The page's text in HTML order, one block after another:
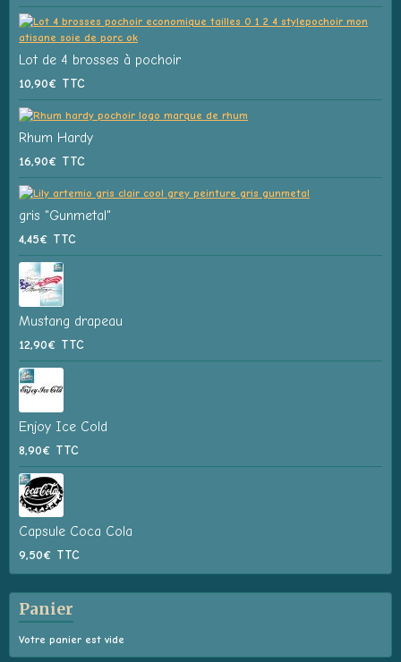
Lot de 4 brosses à pochoir
10,90€ TTC
Rhum Hardy
16,90€ TTC
gris "Gunmetal"
4,45€ TTC
Mustang drapeau
12,90€ TTC
Enjoy Ice Cold
8,90€ TTC
Capsule Coca Cola
9,50€ TTC
Panier
Votre panier est vide